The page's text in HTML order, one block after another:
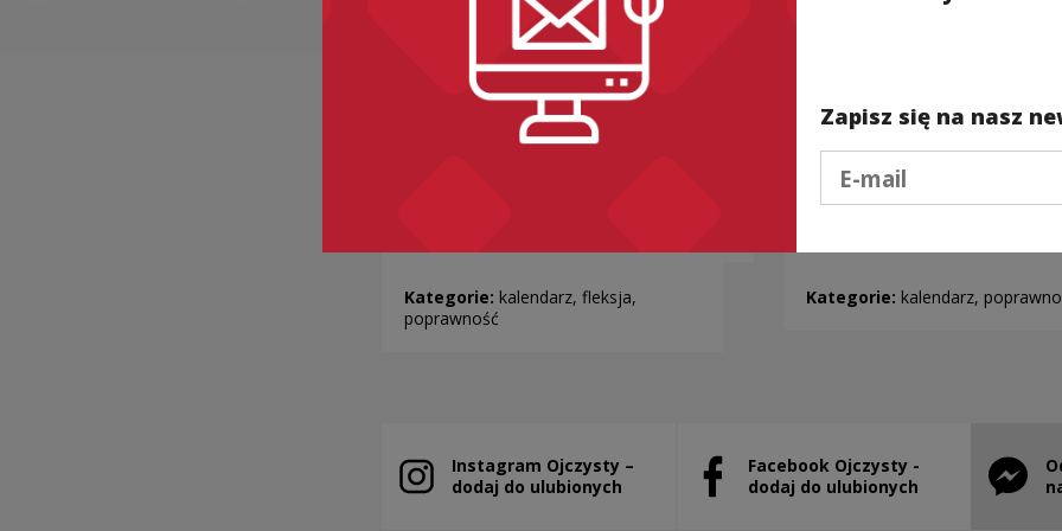
Kategorie: kalendarz, fleksja,
poprawność
Kategorie: kalendarz,
Instagram Ojczysty –
dodaj do ulubionych
Uwaga, link zostanie otwarty w nowym oknie
Facebook Ojczysty -
dodaj do ulubionych
Uwaga, link zostanie otwarty w nowym
Uwaga,
Zapisz się na nasz